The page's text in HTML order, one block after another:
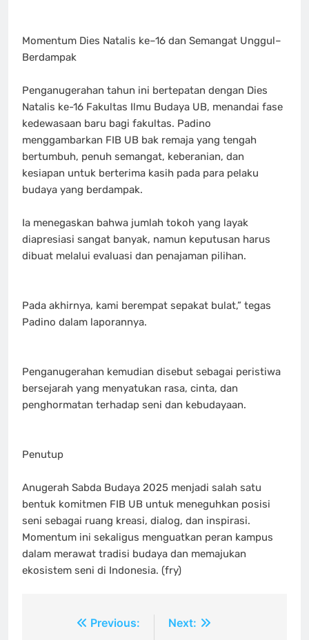
Momentum Dies Natalis ke–16 dan Semangat Unggul–
Berdampak
Penganugerahan tahun ini bertepatan dengan Dies
Natalis ke-16 Fakultas Ilmu Budaya UB, menandai fase
kedewasaan baru bagi fakultas. Padino
menggambarkan FIB UB bak remaja yang tengah
bertumbuh, penuh semangat, keberanian, dan
kesiapan untuk berterima kasih pada para pelaku
budaya yang berdampak.
Ia menegaskan bahwa jumlah tokoh yang layak
diapresiasi sangat banyak, namun keputusan harus
dibuat melalui evaluasi dan penajaman pilihan.
Pada akhirnya, kami berempat sepakat bulat,” tegas
Padino dalam laporannya.
Penganugerahan kemudian disebut sebagai peristiwa
bersejarah yang menyatukan rasa, cinta, dan
penghormatan terhadap seni dan kebudayaan.
Penutup
Anugerah Sabda Budaya 2025 menjadi salah satu
bentuk komitmen FIB UB untuk meneguhkan posisi
seni sebagai ruang kreasi, dialog, dan inspirasi.
Momentum ini sekaligus menguatkan peran kampus
dalam merawat tradisi budaya dan memajukan
ekosistem seni di Indonesia. (fry)
NavigasiPrevious:
Next: